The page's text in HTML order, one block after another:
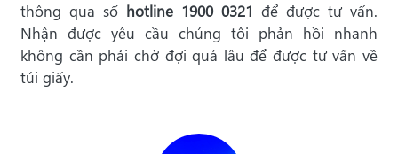
thông qua số hotline 1900 0321 để được tư vấn.
Nhận được yêu cầu chúng tôi phản hồi nhanh
không cần phải chờ đợi quá lâu để được tư vấn về
túi giấy.